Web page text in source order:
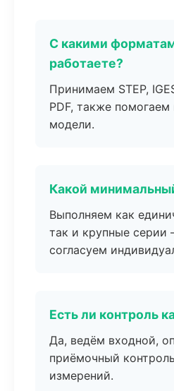
С какими
работаете?
Принимаем STEP,
PDF, также помогаем
модели.
Какой
Выполняем как
так и крупные серии
согласуем
Есть ли контроль
Да, ведём входной,
приёмочный
измерений.